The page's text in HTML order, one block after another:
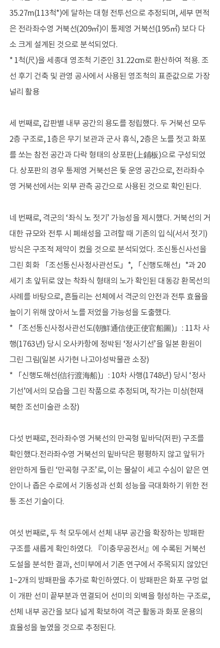
35.27m(113척*)에 달하는 대형 전투선으로 추정되며, 세부 면적
은 전라좌수영 거북선(209㎡)이 통제영 거북선(195㎡) 보다 다
소 크게 설계된 것으로 분석되었다.
* 1척(尺)을 세종대 영조척 기준인 31.22cm로 환산하여 적용. 조
선 후기 건축 및 관영 공사에서 사용된 영조척의 표준값으로 가장
널리 활용
세 번째로, 갑판별 내부 공간의 용도를 정립했다. 두 거북선 모두
2층 구조로, 1층은 무기 보관과 군사 휴식, 2층은 노를 젓고 화포
를 쏘는 참전 공간과 다락 형태의 상포판(上鋪板)으로 구성되었
다. 상포판의 경우 통제영 거북선은 돛 운영 공간으로, 전라좌수
영 거북선에서는 외부 관측 공간으로 사용된 것으로 확인된다.
네 번째로, 격군의 ‘좌식 노 젓기’ 가능성을 제시했다. 거북선의 거
대한 규모와 전투 시 폐쇄성을 고려할 때 기존의 입식(서서 젓기)
방식은 구조적 제약이 컸을 것으로 분석되었다. 조신통신사선을
그린 회화 「조선통신사정사관선도」*, 「신행도해선」*과 20
세기 초 앞뒤로 앉는 착좌식 형태의 노가 확인된 대동강 환목선의
사례를 바탕으로, 흔들리는 선체에서 격군의 안전과 전투 효율을
높이기 위해 앉아서 노를 저었을 가능성을 도출했다.
* 「조선통신사정사관선도(朝鮮通信使正使官船圖)」: 11차 사
행(1763년) 당시 오사카항에 정박된 ‘정사기선’을 일본 환원이
그린 그림(일본 사가현 나고야성박물관 소장)
* 「신행도해선(信行渡海船)」: 10차 사행(1748년) 당시 ‘정사
기선’에서의 모습을 그린 작품으로 추정되며, 작가는 미상(현재
북한 조선미술관 소장)
다섯 번째로, 전라좌수영 거북선의 만곡형 밑바닥(저판) 구조를
확인했다.전라좌수영 거북선의 밑바닥은 평평하지 않고 앞뒤가
완만하게 들린 ‘만곡형 구조’로, 이는 물살이 세고 수심이 얕은 연
안이나 좁은 수로에서 기동성과 선회 성능을 극대화하기 위한 전
통 조선 기술이다.
여섯 번째로, 두 척 모두에서 선체 내부 공간을 확장하는 방패판
구조를 새롭게 확인하였다. 『이충무공전서』에 수록된 거북선
도설을 분석한 결과, 선미부에서 기존 연구에서 주목되지 않았던
1~2개의 방패판을 추가로 확인하였다. 이 방패판은 화포 구멍 없
이 개판 선미 끝부분과 연결되어 선미의 외벽을 형성하는 구조로,
선체 내부 공간을 보다 넓게 확보하여 격군 활동과 화포 운용의
효율성을 높였을 것으로 추정된다.